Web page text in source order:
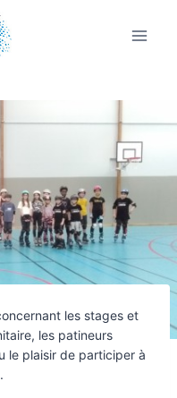
les stages et
les patineurs
le plaisir de participer à